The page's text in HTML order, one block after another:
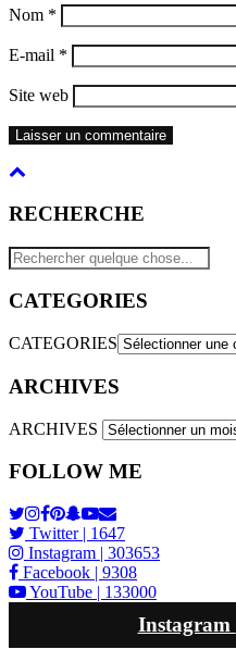
Nom *
E-mail *
Site web
RECHERCHE
CATEGORIES
CATEGORIES
ARCHIVES
ARCHIVES
FOLLOW ME
Twitter| 1647
Instagram | 303653
Facebook | 9308
YouTube | 133000
Instagram